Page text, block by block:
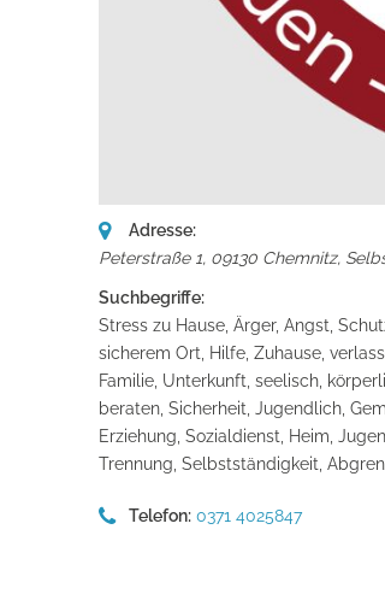
Adresse:
Peterstraße 1, 09130 Chemnitz,
Suchbegriffe:
Stress zu Hause, Ärger, Angst,
sicherem Ort, Hilfe, Zuhause,
Familie, Unterkunft, seelisch,
beraten, Sicherheit, Jugendlich,
Erziehung, Sozialdienst, Heim,
Trennung, Selbstständigkeit,
Telefon: 0371 4025847